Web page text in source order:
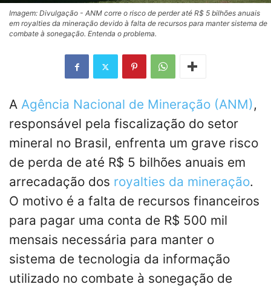
Imagem: Divulgação - ANM corre o risco de perder até R$ 5 bilhões anuais
em royalties da mineração devido à falta de recursos para manter sistema de
combate à sonegação. Entenda o problema.
A Agência Nacional de Mineração (ANM),
responsável pela fiscalização do setor
mineral no Brasil, enfrenta um grave risco
de perda de até R$ 5 bilhões anuais em
arrecadação dos royalties da mineração.
O motivo é a falta de recursos financeiros
para pagar uma conta de R$ 500 mil
mensais necessária para manter o
sistema de tecnologia da informação
utilizado no combate à sonegação de